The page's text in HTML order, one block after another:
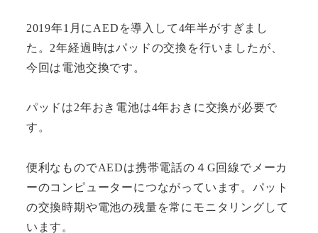
2019年1月にAEDを導入して4年半がすぎまし
た。2年経過時はパッドの交換を行いましたが、
今回は電池交換です。
パッドは2年おき電池は4年おきに交換が必要で
す。
便利なものでAEDは携帯電話の４G回線でメーカ
ーのコンピューターにつながっています。パット
の交換時期や電池の残量を常にモニタリングして
います。